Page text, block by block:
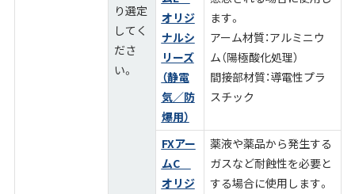
り選定
してく
ださ
い。
オリジ
ナルシ
リーズ
（静電
気／防
爆用）
ます。
アーム材質：アルミニウ
ム（陽極酸化処理）
間接部材質：導電性プラ
スチック
FXアー
ムC
オリジ
薬液や薬品から発生する
ガスなど耐蝕性を必要と
する場合に使用します。